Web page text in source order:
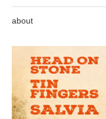
about